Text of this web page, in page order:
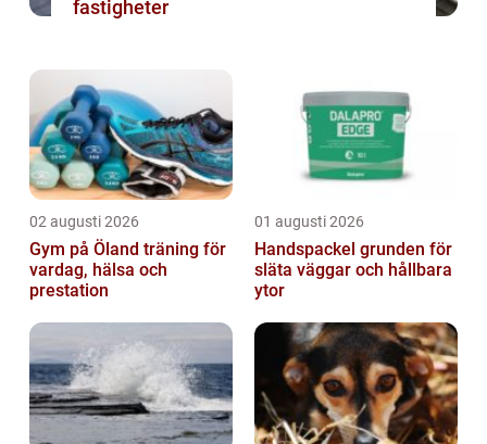
fastigheter
02 augusti 2026
Gym på Öland träning för
vardag, hälsa och
prestation
01 augusti 2026
Handspackel grunden för
släta väggar och hållbara
ytor